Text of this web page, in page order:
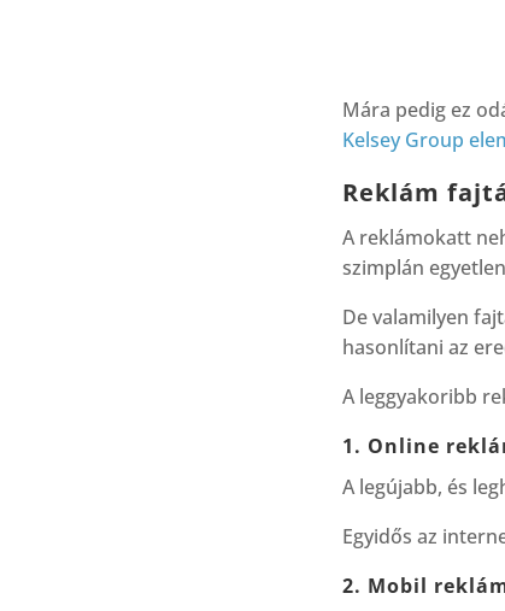
Mára pedig ez
Kelsey Group
Reklám
A reklámokatt
szimplán
De valamilyen
hasonlítani az
A leggyakoribb
1. Online
A legújabb, és
Egyidős az
2. Mobil